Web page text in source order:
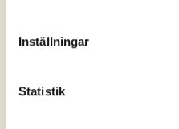
Inställningar
Statistik